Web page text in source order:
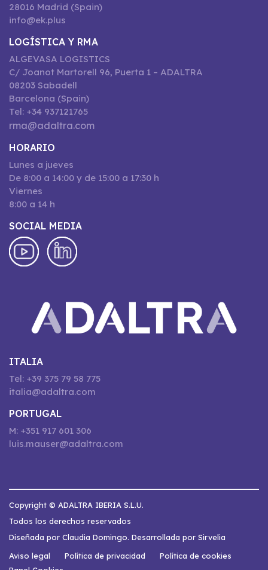
28016 Madrid (Spain)
info@ek.plus
LOGÍSTICA Y RMA
ALGEVASA LOGISTICS
C/ Joanot Martorell 96, Puerta 1 – ADALTRA
08203 Sabadell
Barcelona (Spain)
Tel: +34 937121765
rma@adaltra.com
HORARIO
Lunes a jueves
De 8:00 a 14:00 y de 15:00 a 17:30 h
Viernes
8:00 a 14 h
SOCIAL MEDIA
ITALIA
Tel: +39 375 79 58 775
italia@adaltra.com
PORTUGAL
M: +351 917 601 306
luis.mauser@adaltra.com
Copyright © ADALTRA IBERIA S.L.U.
Todos los derechos reservados
Diseñada por Claudia Domingo. Desarrollada por Sirvelia
Aviso legal
Política de privacidad
Política de cookies